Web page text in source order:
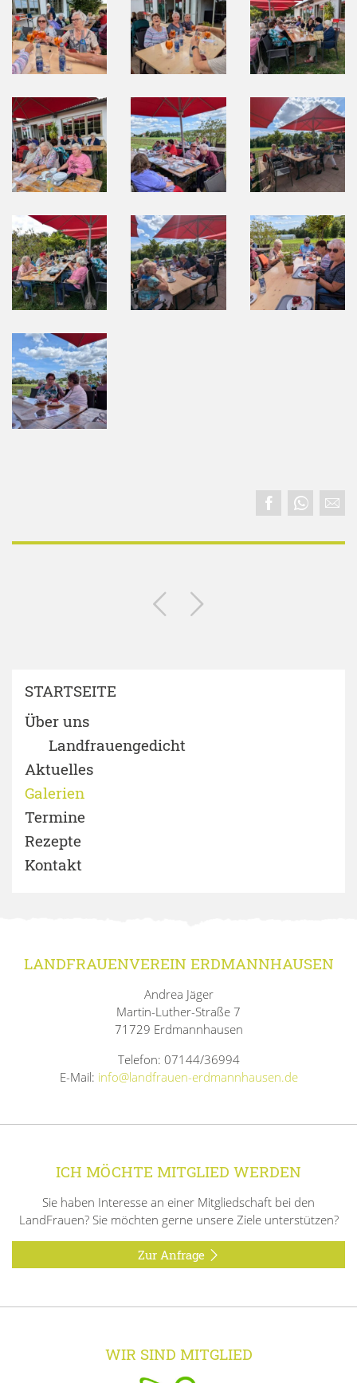
STARTSEITE
Über uns
Landfrauengedicht
Aktuelles
Galerien
Termine
Rezepte
Kontakt
LANDFRAUENVEREIN ERDMANNHAUSEN
Andrea Jäger
Martin-Luther-Straße 7
71729 Erdmannhausen
Telefon: 07144/36994
E-Mail: info@landfrauen-erdmannhausen.de
ICH MÖCHTE MITGLIED WERDEN
Sie haben Interesse an einer Mitgliedschaft bei den
LandFrauen? Sie möchten gerne unsere Ziele unterstützen?
Zur Anfrage
WIR SIND MITGLIED